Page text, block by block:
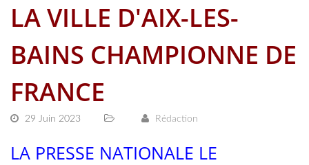
LA VILLE D'AIX-LES-
BAINS CHAMPIONNE DE
FRANCE
29 Juin 2023 Rédaction
LA PRESSE NATIONALE LE